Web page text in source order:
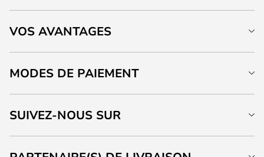
VOS AVANTAGES
MODES DE PAIEMENT
SUIVEZ-NOUS SUR